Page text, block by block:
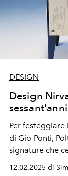
DESIGN
Design
Per festeggiare
di Gio Ponti,
signature che
12.02.2025 di